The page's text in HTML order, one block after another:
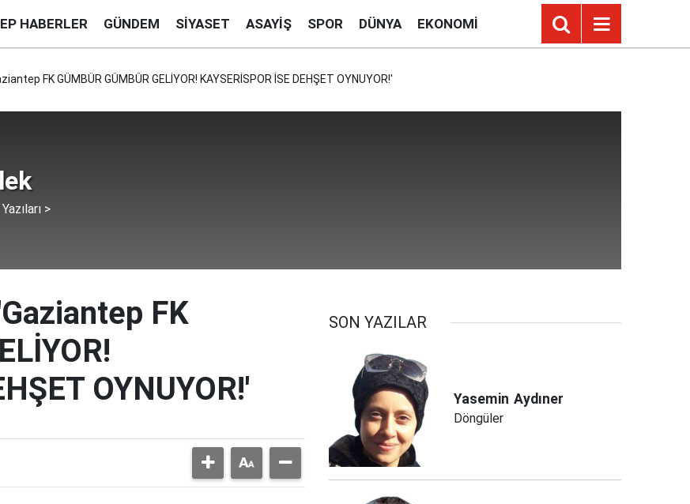
HABERLER GÜNDEM SIYASET ASAYIŞ SPOR DÜNYA EKONOMI
FK GÜMBÜR GÜMBÜR GELİYOR! KAYSERİSPOR İSE DEHŞET OYNUYOR!'
>
FK
OYNUYOR!'
SON YAZILAR
Yasemin Aydıner
Döngüler